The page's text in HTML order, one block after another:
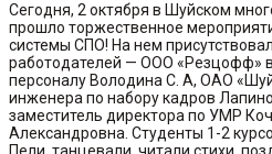
Сегодня, 2 октября в Шуйском
прошло торжественное
системы СПО! На нем
работодателей — ООО «Резцофф»
персоналу Володина С. А, ОАО
инженера по набору кадров
заместитель директора по УМР
Александровна. Студенты 1-2